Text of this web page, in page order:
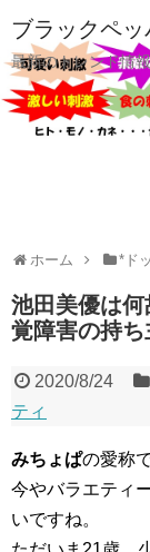
ブラックペ
最新のトレンド情
ホーム *ド
池田美優は
覚障害の持ち
2020/8/24
ティ
みちょぱの愛称
今やバラエティ
いですね。